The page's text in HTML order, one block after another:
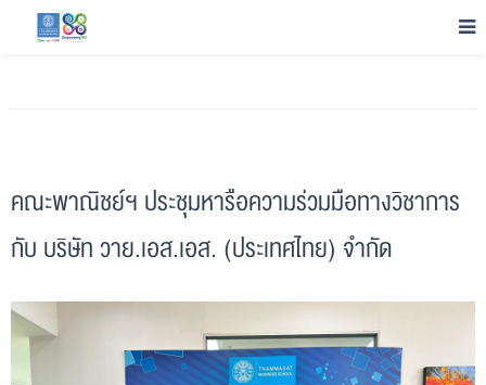
คณะพาณิชย์ฯ ประชุมหารือความร่วมมือทางวิชาการ
กับ บริษัท วาย.เอส.เอส. (ประเทศไทย) จำกัด